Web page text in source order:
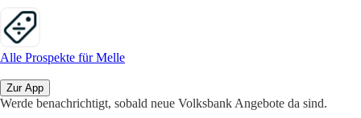
Alle Prospekte für Melle
Zur App
Werde benachrichtigt, sobald neue Volksbank Angebote da sind.